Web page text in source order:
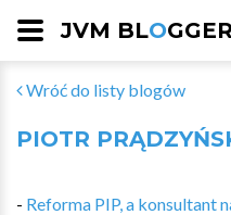
JVM BLO
Wróć do listy blogów
PIOTR
- Reforma PIP, a konsultant